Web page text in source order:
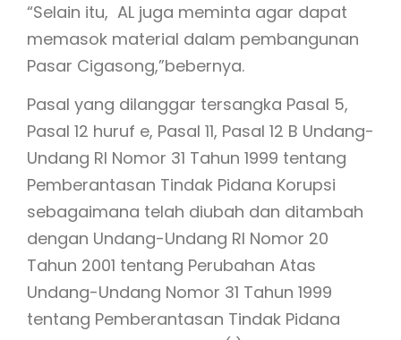
“Selain itu, AL juga meminta agar dapat
memasok material dalam pembangunan
Pasar Cigasong,”bebernya.
Pasal yang dilanggar tersangka Pasal 5,
Pasal 12 huruf e, Pasal 11, Pasal 12 B Undang-
Undang RI Nomor 31 Tahun 1999 tentang
Pemberantasan Tindak Pidana Korupsi
sebagaimana telah diubah dan ditambah
dengan Undang-Undang RI Nomor 20
Tahun 2001 tentang Perubahan Atas
Undang-Undang Nomor 31 Tahun 1999
tentang Pemberantasan Tindak Pidana